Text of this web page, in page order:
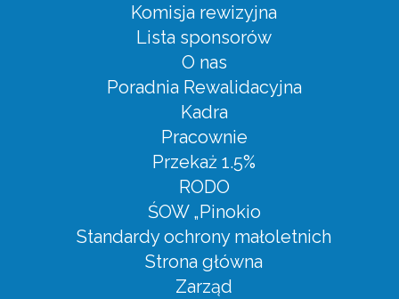
Komisja rewizyjna
Lista sponsorów
O nas
Poradnia Rewalidacyjna
Kadra
Pracownie
Przekaż 1.5%
RODO
ŚOW „Pinokio
Standardy ochrony małoletnich
Strona główna
Zarząd